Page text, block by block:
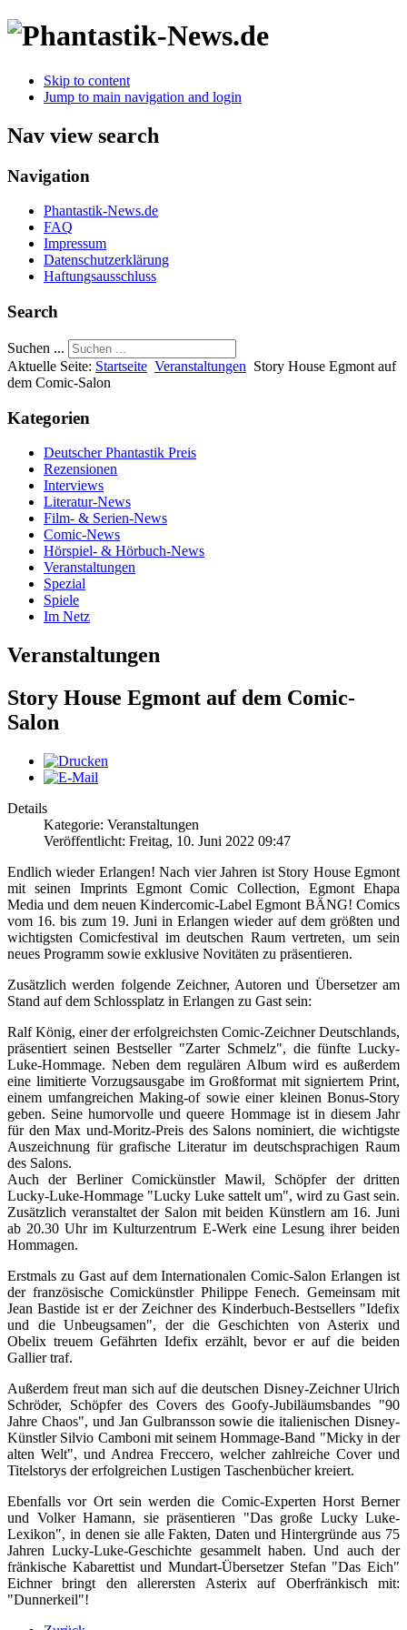
Skip to content
Jump to main navigation and login
Nav view search
Navigation
Phantastik-News.de
FAQ
Impressum
Datenschutzerklärung
Haftungsausschluss
Search
Suchen ...
Aktuelle Seite: Startseite Veranstaltungen Story House Egmont auf
dem Comic-Salon
Kategorien
Deutscher Phantastik Preis
Rezensionen
Interviews
Literatur-News
Film- & Serien-News
Comic-News
Hörspiel- & Hörbuch-News
Veranstaltungen
Spezial
Spiele
Im Netz
Veranstaltungen
Story House Egmont auf dem Comic-
Salon
Details
Kategorie: Veranstaltungen
Veröffentlicht: Freitag, 10. Juni 2022 09:47
Endlich wieder Erlangen! Nach vier Jahren ist Story House Egmont
mit seinen Imprints Egmont Comic Collection, Egmont Ehapa
Media und dem neuen Kindercomic-Label Egmont BÄNG! Comics
vom 16. bis zum 19. Juni in Erlangen wieder auf dem größten und
wichtigsten Comicfestival im deutschen Raum vertreten, um sein
neues Programm sowie exklusive Novitäten zu präsentieren.
Zusätzlich werden folgende Zeichner, Autoren und Übersetzer am
Stand auf dem Schlossplatz in Erlangen zu Gast sein:
Ralf König, einer der erfolgreichsten Comic-Zeichner Deutschlands,
präsentiert seinen Bestseller "Zarter Schmelz", die fünfte Lucky-
Luke-Hommage. Neben dem regulären Album wird es außerdem
eine limitierte Vorzugsausgabe im Großformat mit signiertem Print,
einem umfangreichen Making-of sowie einer kleinen Bonus-Story
geben. Seine humorvolle und queere Hommage ist in diesem Jahr
für den Max und-Moritz-Preis des Salons nominiert, die wichtigste
Auszeichnung für grafische Literatur im deutschsprachigen Raum
des Salons.
Auch der Berliner Comickünstler Mawil, Schöpfer der dritten
Lucky-Luke-Hommage "Lucky Luke sattelt um", wird zu Gast sein.
Zusätzlich veranstaltet der Salon mit beiden Künstlern am 16. Juni
ab 20.30 Uhr im Kulturzentrum E-Werk eine Lesung ihrer beiden
Hommagen.
Erstmals zu Gast auf dem Internationalen Comic-Salon Erlangen ist
der französische Comickünstler Philippe Fenech. Gemeinsam mit
Jean Bastide ist er der Zeichner des Kinderbuch-Bestsellers "Idefix
und die Unbeugsamen", der die Geschichten von Asterix und
Obelix treuem Gefährten Idefix erzählt, bevor er auf die beiden
Gallier traf.
Außerdem freut man sich auf die deutschen Disney-Zeichner Ulrich
Schröder, Schöpfer des Covers des Goofy-Jubiläumsbandes "90
Jahre Chaos", und Jan Gulbransson sowie die italienischen Disney-
Künstler Silvio Camboni mit seinem Hommage-Band "Micky in der
alten Welt", und Andrea Freccero, welcher zahlreiche Cover und
Titelstorys der erfolgreichen Lustigen Taschenbücher kreiert.
Ebenfalls vor Ort sein werden die Comic-Experten Horst Berner
und Volker Hamann, sie präsentieren "Das große Lucky Luke-
Lexikon", in denen sie alle Fakten, Daten und Hintergründe aus 75
Jahren Lucky-Luke-Geschichte gesammelt haben. Und auch der
fränkische Kabarettist und Mundart-Übersetzer Stefan "Das Eich"
Eichner bringt den allerersten Asterix auf Oberfränkisch mit:
"Dunnerkeil"!